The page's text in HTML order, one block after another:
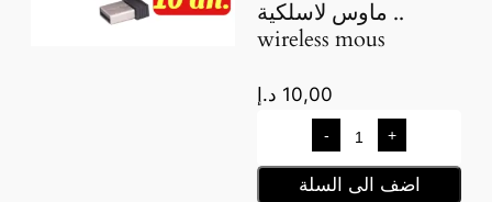
ماوس لاسلكية ..
wireless mous
10,00 د.إ
- +
اضف الى السلة